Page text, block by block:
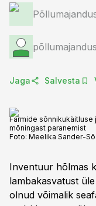
Jaga Salvesta
Farmide sõnnikukäitluse
mõningast paranemist
Foto: Meelika Sander-
Inventuur hõlmas
lambakasvatust
olnud võimalik